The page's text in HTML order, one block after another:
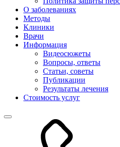
О заболеваниях
Методы
Клиники
Врачи
Информация
Видеосюжеты
Вопросы, ответы
Статьи, советы
Публикации
Результаты лечения
Стоимость услуг